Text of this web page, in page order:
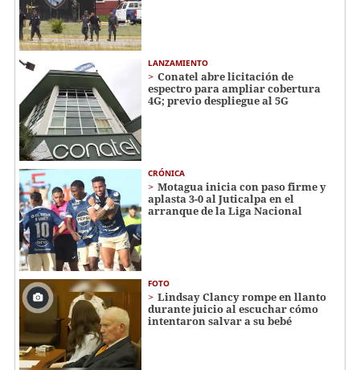
LANZAMIENTO
Conatel abre licitación de
espectro para ampliar cobertura
4G; previo despliegue al 5G
CRÓNICA
Motagua inicia con paso firme y
aplasta 3-0 al Juticalpa en el
arranque de la Liga Nacional
FOTO
Lindsay Clancy rompe en llanto
durante juicio al escuchar cómo
intentaron salvar a su bebé